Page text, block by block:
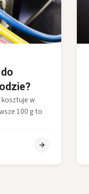
kosztuje w
100 g to